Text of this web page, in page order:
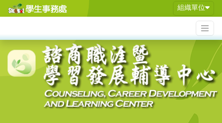
組織單位